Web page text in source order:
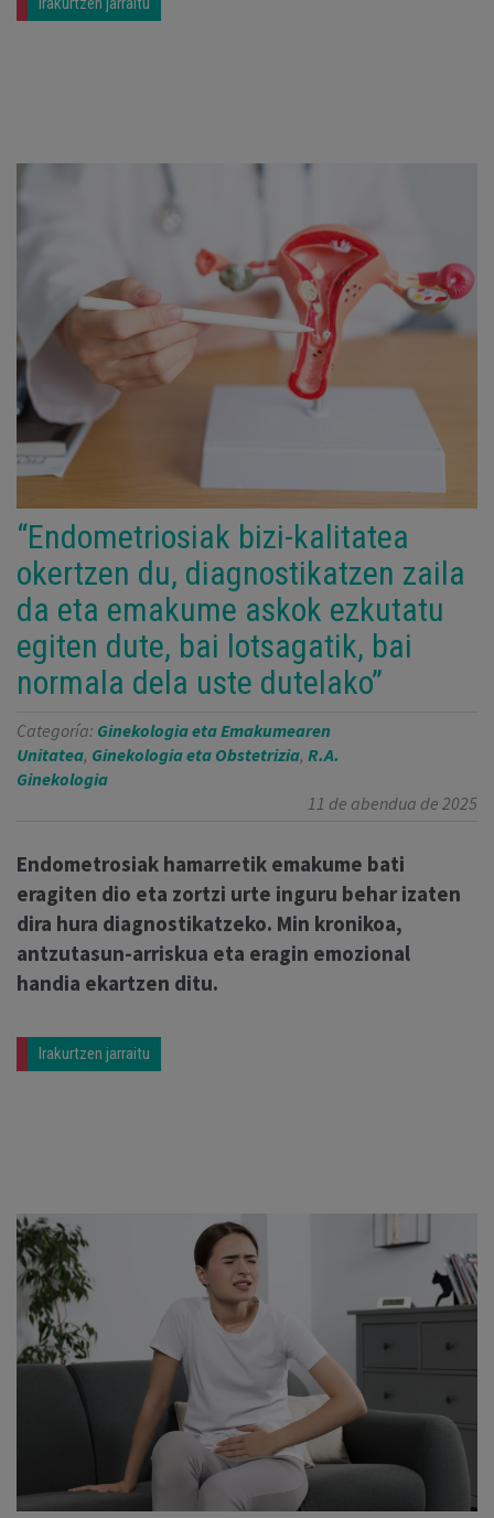
“Endometriosiak bizi-kalitatea
okertzen du, diagnostikatzen zaila
da eta emakume askok ezkutatu
egiten dute, bai lotsagatik, bai
normala dela uste dutelako”
Categoría: Ginekologia eta Emakumearen
Unitatea, Ginekologia eta Obstetrizia, R.A.
Ginekologia
11 de abendua de 2025
Endometrosiak hamarretik emakume bati
eragiten dio eta zortzi urte inguru behar izaten
dira hura diagnostikatzeko. Min kronikoa,
antzutasun-arriskua eta eragin emozional
handia ekartzen ditu.
Irakurtzen jarraitu